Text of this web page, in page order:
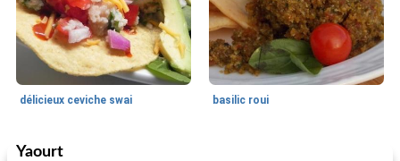
délicieux ceviche swai basilic roui
Déjeuner / Snacks
Yaourt